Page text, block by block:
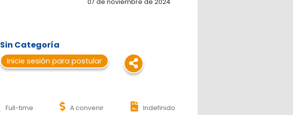
07 de noviembre de 2024
Sin Categoría
Inicie sesión para postular
Full-time A convenir
Indefinido